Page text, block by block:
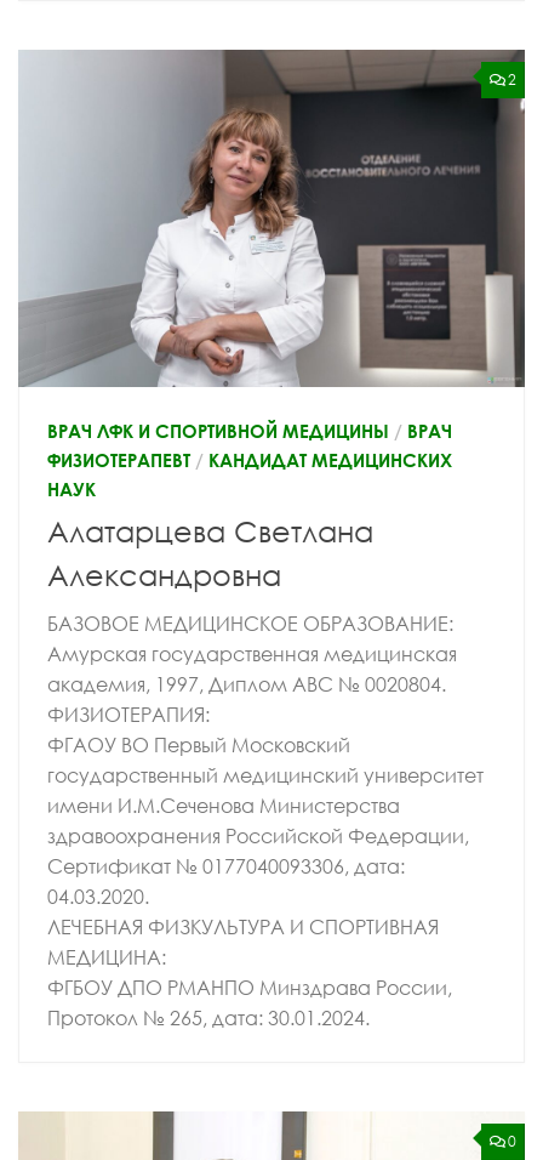
2
ВРАЧ ЛФК И СПОРТИВНОЙ МЕДИЦИНЫ / ВРАЧ
ФИЗИОТЕРАПЕВТ/ КАНДИДАТ МЕДИЦИНСКИХ
НАУК
Алатарцева Светлана
Александровна
БАЗОВОЕ МЕДИЦИНСКОЕ ОБРАЗОВАНИЕ:
Амурская государственная медицинская
академия, 1997, Диплом АВС № 0020804.
ФИЗИОТЕРАПИЯ:
ФГАОУ ВО Первый Московский
государственный медицинский университет
имени И.М.Сеченова Министерства
здравоохранения Российской Федерации,
Сертификат № 0177040093306, дата:
04.03.2020.
ЛЕЧЕБНАЯ ФИЗКУЛЬТУРА И СПОРТИВНАЯ
МЕДИЦИНА:
ФГБОУ ДПО РМАНПО Минздрава России,
Протокол № 265, дата: 30.01.2024.
0